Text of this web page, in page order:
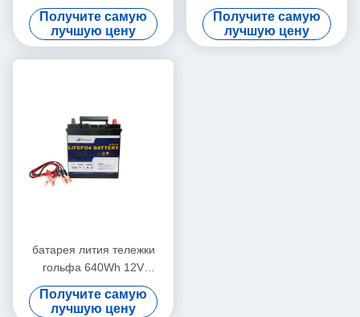
лития 12V 50Ah Lifepo4 для
езды на багги гольфа
Получите самую
лучшую цену
фосфорнокислого железа
лития 12V 200Ah
Получите самую
лучшую цену
батарея лития тележки
гольфа 640Wh 12V
50000mAh для багги
гольфа
Получите самую
лучшую цену